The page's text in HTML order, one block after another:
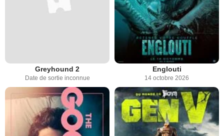
Greyhound 2
Date de sortie inconnue
Englouti
14 octobre 2026